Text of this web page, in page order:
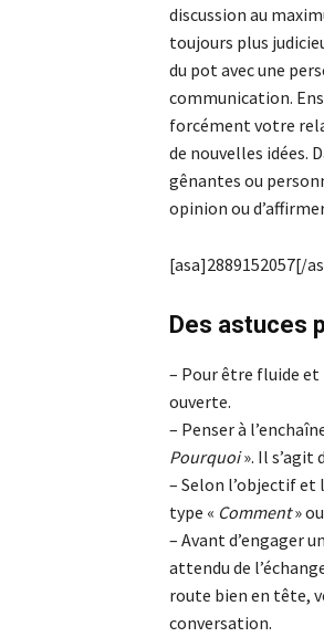
discussion au
toujours plus
du pot avec une
communication.
forcément votre
de nouvelles idées.
gênantes ou
opinion ou
[asa]2889152057[/
Des astuces
– Pour être fluide
ouverte.
– Penser à
Pourquoi». Il s’agit
– Selon l’objectif et
type « Comment»
– Avant d’engager
attendu de
route bien en tête,
conversation.